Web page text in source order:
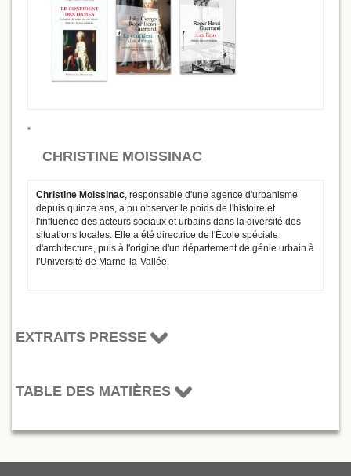
CHRISTINE MOISSINAC
Christine Moissinac, responsable d'une agence d'urbanisme
depuis quinze ans, a pu observer le poids de l'histoire et
l'influence des acteurs sociaux et urbains dans la diversité des
situations locales. Elle a été directrice de l'École spéciale
d'architecture, puis à l'origine d'un département de génie urbain à
l'Université de Marne-la-Vallée.
EXTRAITS PRESSE
TABLE DES MATIÈRES